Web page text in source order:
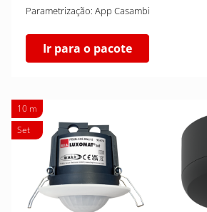
Parametrização: App Casambi
Ir para o pacote
10 m
Set